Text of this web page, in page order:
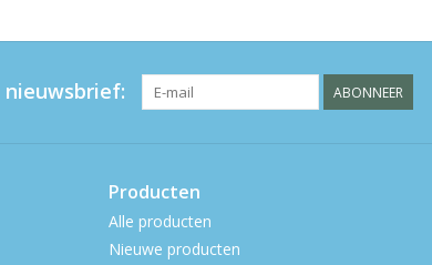
nieuwsbrief: ABONNEER
Producten
Alle producten
Nieuwe producten